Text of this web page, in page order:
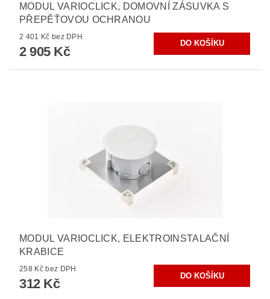
MODUL VARIOCLICK, DOMOVNÍ ZÁSUVKA S
PŘEPĚŤOVOU OCHRANOU
2 401 Kč bez DPH
2 905 Kč
MODUL VARIOCLICK, ELEKTROINSTALAČNÍ
KRABICE
258 Kč bez DPH
312 Kč